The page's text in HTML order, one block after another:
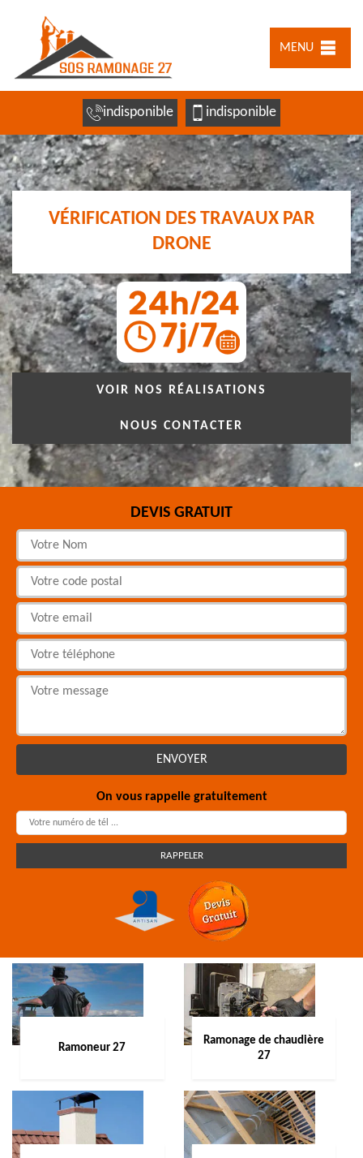
MENU
indisponible indisponible
VÉRIFICATION DES TRAVAUX PAR
DRONE
VOIR NOS RÉALISATIONS
NOUS CONTACTER
DEVIS GRATUIT
On vous rappelle gratuitement
Ramoneur 27
Ramonage de chaudière
27